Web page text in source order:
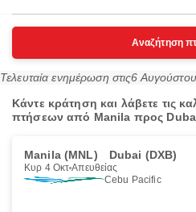
Αναζήτηση
Τελευταία ενημέρωση στις6
Κάντε κράτηση και λάβετε τις
πτήσεων από Manila προς
Manila (MNL) Dubai (DXB)
Κυρ 4 Οκτ Απευθείας
Cebu Pacific